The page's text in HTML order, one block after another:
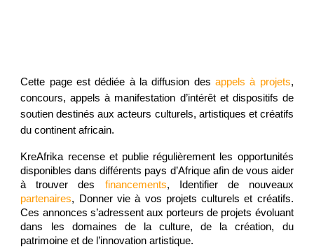
Cette page est dédiée à la diffusion des appels à projets,
concours, appels à manifestation d’intérêt et dispositifs de
soutien destinés aux acteurs culturels, artistiques et créatifs
du continent africain.
KreAfrika recense et publie régulièrement les opportunités
disponibles dans différents pays d’Afrique afin de vous aider
à trouver des financements, Identifier de nouveaux
partenaires, Donner vie à vos projets culturels et créatifs.
Ces annonces s’adressent aux porteurs de projets évoluant
dans les domaines de la culture, de la création, du
patrimoine et de l’innovation artistique.